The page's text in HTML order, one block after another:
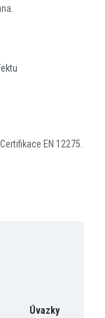
EN 12275.
Úvazky